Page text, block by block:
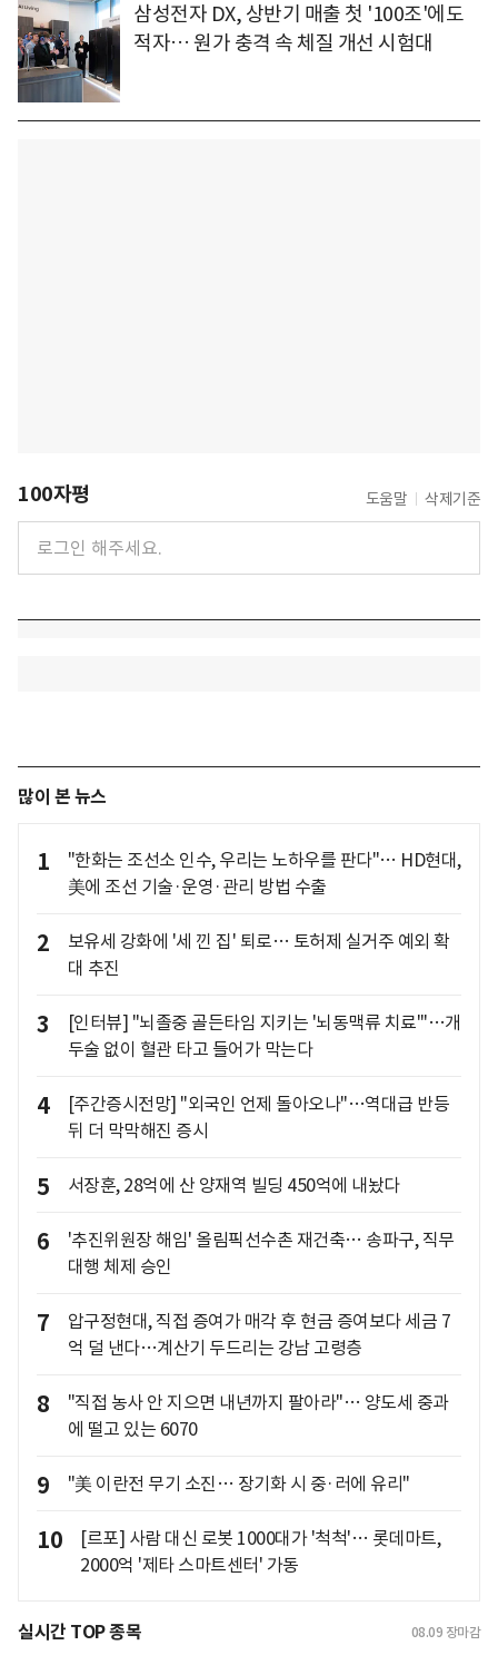
삼성전자 DX, 상반기 매출 첫 '100조'에도
적자… 원가 충격 속 체질 개선 시험대
100자평 도움말 삭제기준
많이 본 뉴스
1
"한화는 조선소 인수, 우리는 노하우를 판다"… HD현대,
美에 조선 기술·운영·관리 방법 수출
2
보유세 강화에 '세 낀 집' 퇴로… 토허제 실거주 예외 확
대 추진
3
[인터뷰] "뇌졸중 골든타임 지키는 '뇌동맥류 치료'"…개
두술 없이 혈관 타고 들어가 막는다
4
[주간증시전망] "외국인 언제 돌아오나"…역대급 반등
뒤 더 막막해진 증시
5 서장훈, 28억에 산 양재역 빌딩 450억에 내놨다
6
'추진위원장 해임' 올림픽선수촌 재건축… 송파구, 직무
대행 체제 승인
7
압구정현대, 직접 증여가 매각 후 현금 증여보다 세금 7
억 덜 낸다…계산기 두드리는 강남 고령층
8
"직접 농사 안 지으면 내년까지 팔아라"… 양도세 중과
에 떨고 있는 6070
9 "美 이란전 무기 소진… 장기화 시 중·러에 유리"
10
[르포] 사람 대신 로봇 1000대가 '척척'… 롯데마트,
2000억 '제타 스마트센터' 가동
실시간 TOP 종목 08.09 장마감